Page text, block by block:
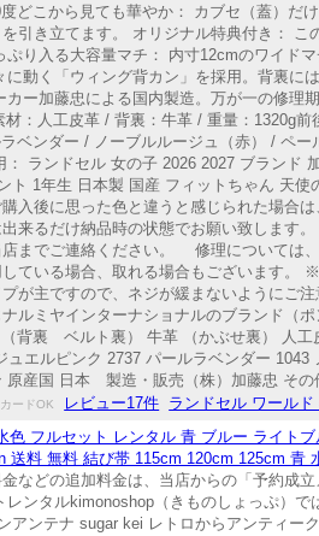
どこから見ても華やか： カブセ（蓋）だ
引き立てます。 オリジナル特典付き：
ぷり入る大容量マチ： 内寸12cmのワイド
に動く「ウィング背カン」を採用。背裏に
カー加藤忠による国内製造。万が一の修
：人工皮革 / 背裏：牛革 / 重量：1320g
ベンダー / ノーブルルージュ（赤） / ペ
： ランドセル 女の子 2026 2027 ブランド
ト 1年生 日本製 国産 フィットちゃん 天
入後に思った色と違うと感じられた場合
来るだけ納品時の状態でお願い致しま
までご連絡ください。 修理については
ている場合、取れる場合もございます
プが主ですので、ネジが緩まないようにご
ルミヤインターナショナルのブランド（
背裏 ベルト裏） 牛革 （かぶせ裏） 人
ュエルピンク 2737 パールラベンダー
原産国 日本 製造・販売（株）加藤忠 その
ードOK レビュー17件 ランドセル ワール
色 フルセット レンタル 青 ブルー ライト
送料 無料 結び帯 115cm 120cm 125cm 青
などの追加料金は、当店からの「予約成
レンタルkimonoshop（きものしょっぷ）
アンテナ sugar kei レトロからアンティー